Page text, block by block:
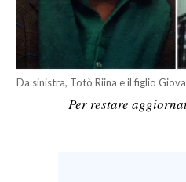
SERVIZI ALLE IMPRESE
BANDI
SPORT IN SARDEGNA
Da sinistra, Totò Riina e il figlio
Per restare